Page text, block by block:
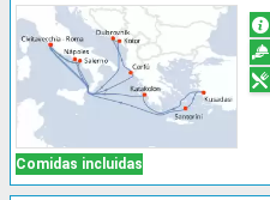
Comidas incluidas